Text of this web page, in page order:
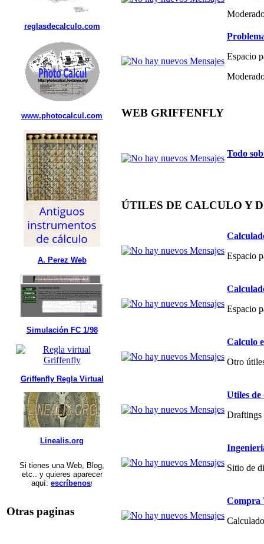
reglasdecalculo.com
www.photocalcul.com
A. Perez Web
Simulación FC 1/98
Griffenfly Regla Virtual
Linealis.org
Si tienes una Web, Blog,
etc.. y quieres aparecer
aquí: escríbenos!
Otras paginas
Espacio
WEB GRIFFENFLY
Todo
ÚTILES DE CALCULO Y
Espacio
Espacio
Calculo
Otro
Utiles de
Draftings
Sitio de
Compra